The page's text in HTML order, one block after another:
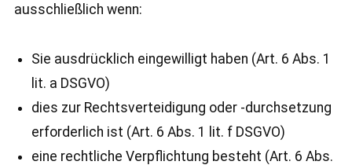
ausschließlich wenn:
Sie ausdrücklich eingewilligt haben (Art. 6 Abs. 1
lit. a DSGVO)
dies zur Rechtsverteidigung oder -durchsetzung
erforderlich ist (Art. 6 Abs. 1 lit. f DSGVO)
eine rechtliche Verpflichtung besteht (Art. 6 Abs.